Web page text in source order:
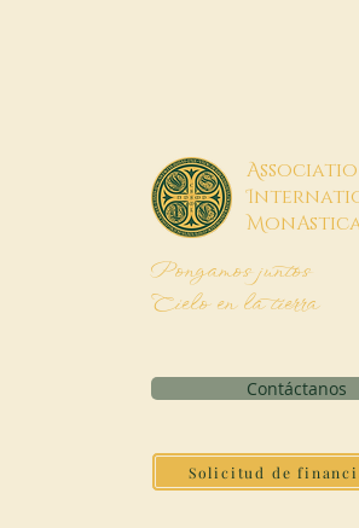
Associatio
I
M
Pongamos juntos
Cielo en la tierra
Contáctanos
Solicitud de